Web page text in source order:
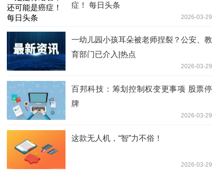
症！ 每日头条
2026-03-29
一幼儿园小孩耳朵被老师捏裂？公安、教
育部门已介入|热点
2026-03-29
百邦科技：筹划控制权变更事项 股票停
牌
2026-03-29
这款无人机，“智”力不俗！
2026-03-29